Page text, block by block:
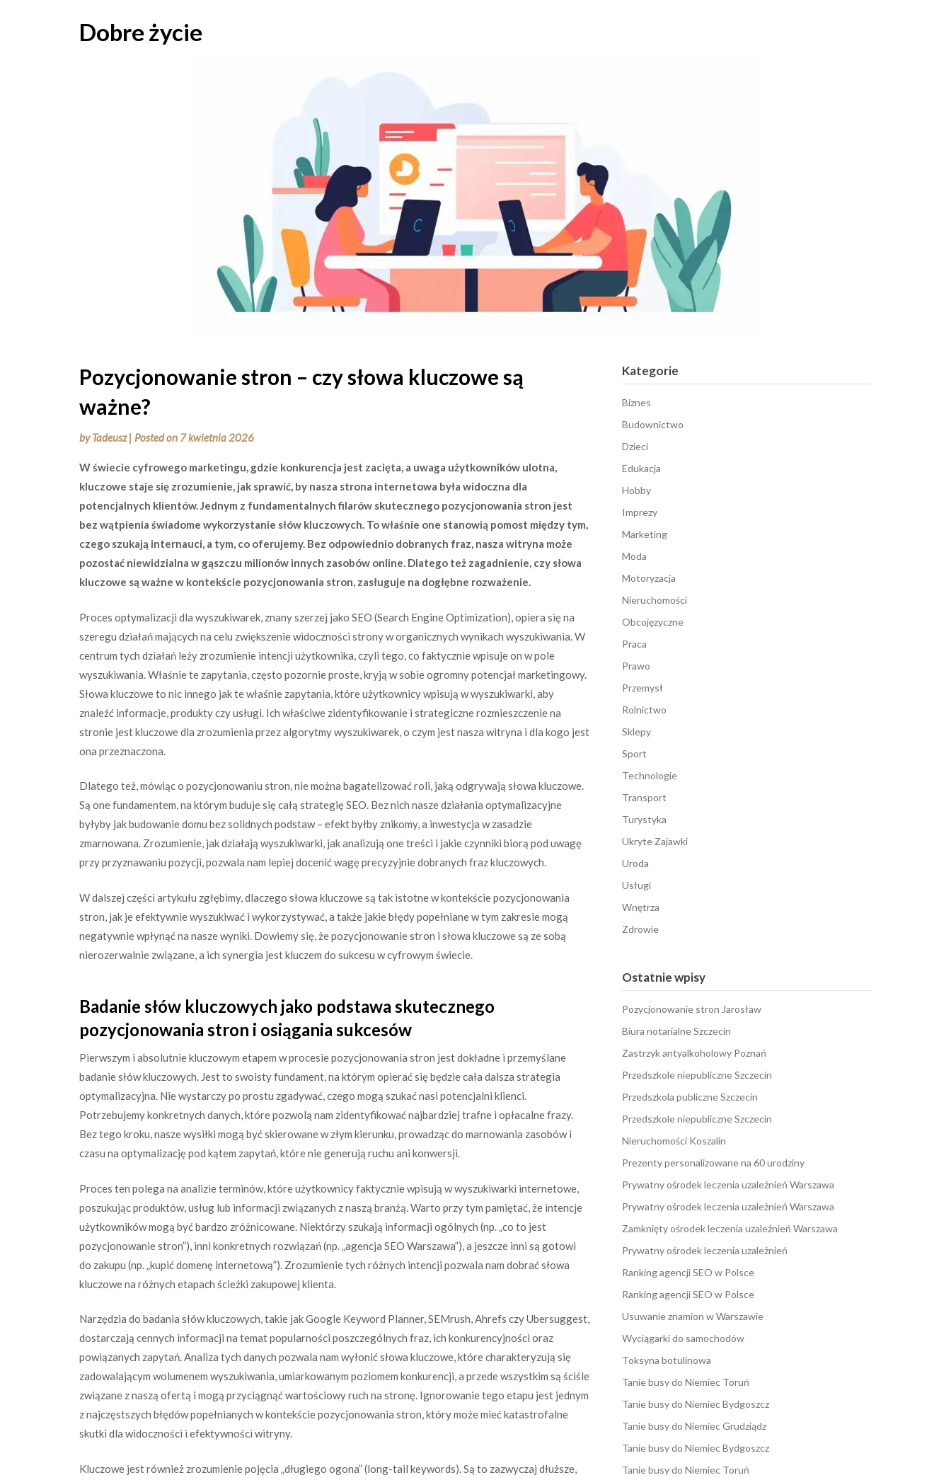
Dobre życie
Pozycjonowanie stron – czy słowa kluczowe są
ważne?
byTadeusz | Posted on 7 kwietnia 2026
W świecie cyfrowego marketingu, gdzie konkurencja jest zacięta, a uwaga użytkowników ulotna,
kluczowe staje się zrozumienie, jak sprawić, by nasza strona internetowa była widoczna dla
potencjalnych klientów. Jednym z fundamentalnych filarów skutecznego pozycjonowania stron jest
bez wątpienia świadome wykorzystanie słów kluczowych. To właśnie one stanowią pomost między tym,
czego szukają internauci, a tym, co oferujemy. Bez odpowiednio dobranych fraz, nasza witryna może
pozostać niewidzialna w gąszczu milionów innych zasobów online. Dlatego też zagadnienie, czy słowa
kluczowe są ważne w kontekście pozycjonowania stron, zasługuje na dogłębne rozważenie.
Proces optymalizacji dla wyszukiwarek, znany szerzej jako SEO (Search Engine Optimization), opiera się na
szeregu działań mających na celu zwiększenie widoczności strony w organicznych wynikach wyszukiwania. W
centrum tych działań leży zrozumienie intencji użytkownika, czyli tego, co faktycznie wpisuje on w pole
wyszukiwania. Właśnie te zapytania, często pozornie proste, kryją w sobie ogromny potencjał marketingowy.
Słowa kluczowe to nic innego jak te właśnie zapytania, które użytkownicy wpisują w wyszukiwarki, aby
znaleźć informacje, produkty czy usługi. Ich właściwe zidentyfikowanie i strategiczne rozmieszczenie na
stronie jest kluczowe dla zrozumienia przez algorytmy wyszukiwarek, o czym jest nasza witryna i dla kogo jest
ona przeznaczona.
Dlatego też, mówiąc o pozycjonowaniu stron, nie można bagatelizować roli, jaką odgrywają słowa kluczowe.
Są one fundamentem, na którym buduje się całą strategię SEO. Bez nich nasze działania optymalizacyjne
byłyby jak budowanie domu bez solidnych podstaw – efekt byłby znikomy, a inwestycja w zasadzie
zmarnowana. Zrozumienie, jak działają wyszukiwarki, jak analizują one treści i jakie czynniki biorą pod uwagę
przy przyznawaniu pozycji, pozwala nam lepiej docenić wagę precyzyjnie dobranych fraz kluczowych.
W dalszej części artykułu zgłębimy, dlaczego słowa kluczowe są tak istotne w kontekście pozycjonowania
stron, jak je efektywnie wyszukiwać i wykorzystywać, a także jakie błędy popełniane w tym zakresie mogą
negatywnie wpłynąć na nasze wyniki. Dowiemy się, że pozycjonowanie stron i słowa kluczowe są ze sobą
nierozerwalnie związane, a ich synergia jest kluczem do sukcesu w cyfrowym świecie.
Badanie słów kluczowych jako podstawa skutecznego
pozycjonowania stron i osiągania sukcesów
Pierwszym i absolutnie kluczowym etapem w procesie pozycjonowania stron jest dokładne i przemyślane
badanie słów kluczowych. Jest to swoisty fundament, na którym opierać się będzie cała dalsza strategia
optymalizacyjna. Nie wystarczy po prostu zgadywać, czego mogą szukać nasi potencjalni klienci.
Potrzebujemy konkretnych danych, które pozwolą nam zidentyfikować najbardziej trafne i opłacalne frazy.
Bez tego kroku, nasze wysiłki mogą być skierowane w złym kierunku, prowadząc do marnowania zasobów i
czasu na optymalizację pod kątem zapytań, które nie generują ruchu ani konwersji.
Proces ten polega na analizie terminów, które użytkownicy faktycznie wpisują w wyszukiwarki internetowe,
poszukując produktów, usług lub informacji związanych z naszą branżą. Warto przy tym pamiętać, że intencje
użytkowników mogą być bardzo zróżnicowane. Niektórzy szukają informacji ogólnych (np. „co to jest
pozycjonowanie stron”), inni konkretnych rozwiązań (np. „agencja SEO Warszawa”), a jeszcze inni są gotowi
do zakupu (np. „kupić domenę internetową”). Zrozumienie tych różnych intencji pozwala nam dobrać słowa
kluczowe na różnych etapach ścieżki zakupowej klienta.
Narzędzia do badania słów kluczowych, takie jak Google Keyword Planner, SEMrush, Ahrefs czy Ubersuggest,
dostarczają cennych informacji na temat popularności poszczególnych fraz, ich konkurencyjności oraz
powiązanych zapytań. Analiza tych danych pozwala nam wyłonić słowa kluczowe, które charakteryzują się
zadowalającym wolumenem wyszukiwania, umiarkowanym poziomem konkurencji, a przede wszystkim są ściśle
związane z naszą ofertą i mogą przyciągnąć wartościowy ruch na stronę. Ignorowanie tego etapu jest jednym
z najczęstszych błędów popełnianych w kontekście pozycjonowania stron, który może mieć katastrofalne
skutki dla widoczności i efektywności witryny.
Kluczowe jest również zrozumienie pojęcia „długiego ogona” (long-tail keywords). Są to zazwyczaj dłuższe,
Kategorie
Biznes
Budownictwo
Dzieci
Edukacja
Hobby
Imprezy
Marketing
Moda
Motoryzacja
Nieruchomości
Obcojęzyczne
Praca
Prawo
Przemysł
Rolnictwo
Sklepy
Sport
Technologie
Transport
Turystyka
Ukryte Zajawki
Uroda
Usługi
Wnętrza
Zdrowie
Ostatnie wpisy
Pozycjonowanie stron Jarosław
Biura notarialne Szczecin
Zastrzyk antyalkoholowy Poznań
Przedszkole niepubliczne Szczecin
Przedszkola publiczne Szczecin
Przedszkole niepubliczne Szczecin
Nieruchomości Koszalin
Prezenty personalizowane na 60 urodziny
Prywatny ośrodek leczenia uzależnień Warszawa
Prywatny ośrodek leczenia uzależnień Warszawa
Zamknięty ośrodek leczenia uzależnień Warszawa
Prywatny ośrodek leczenia uzależnień
Ranking agencji SEO w Polsce
Ranking agencji SEO w Polsce
Usuwanie znamion w Warszawie
Wyciągarki do samochodów
Toksyna botulinowa
Tanie busy do Niemiec Toruń
Tanie busy do Niemiec Bydgoszcz
Tanie busy do Niemiec Grudziądz
Tanie busy do Niemiec Bydgoszcz
Tanie busy do Niemiec Toruń